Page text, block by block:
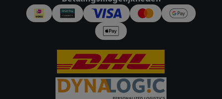
samengevoegd met andere identifiers of met identifiers die
door Criteo S.A. aan jou zijn toegewezen.
Als je hiervoor toestemming geeft, dan kunnen retargeting
eerder interesse hebt getoond (bijvoorbeeld door het product
in een winkelmandje van een online winkel te plaatsen maar het
niet te kopen). De retargeting advertenties kunnen op
verschillende eindapparaten en binnen verschillende Lidl-